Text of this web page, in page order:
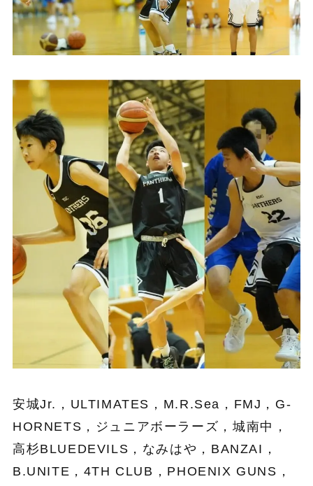
安城Jr.，ULTIMATES，M.R.Sea，FMJ，G-
HORNETS，ジュニアボーラーズ，城南中，
高杉BLUEDEVILS，なみはや，BANZAI，
B.UNITE，4TH CLUB，PHOENIX GUNS，